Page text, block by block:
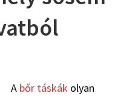
A bőr táskák olyan